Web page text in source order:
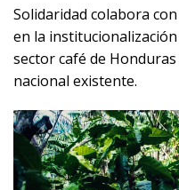
Solidaridad colabora
en la
sector café de
nacional existente.